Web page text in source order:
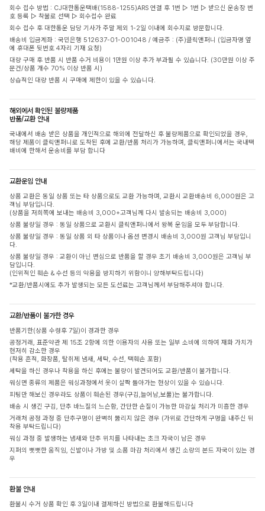
회수 접수 방법 : CJ대한통운택배(1588-1255)ARS 연결 후 1번 ▷ 1번 ▷ 받으신 운송장 번
호 등록 ▷ 착불로 선택 ▷ 회수접수 완료
회수 접수 후 대한통운 담당 기사가 주말 제외 1-2일 이내에 회수지로 방문합니다.
배송비 입금계좌 : 국민은행 512637-01-001048 / 예금주 : (주)클릭앤퍼니 (입금자명 옆
에 휴대폰 뒷번호 4자리 기재 요청)
대량 구매 후 반품 시 반품 수거 비용이 1만원 이상 추가 부과될 수 있습니다. (30만원 이상 주
문건/상품 개수 70% 이상 반품 시)
상습적인 대량 반품 시 구매에 제한이 있을 수 있습니다.
해외에서 확인된 불량제품
반품/교환 안내
국내에서 배송 받은 상품을 개인적으로 해외에 전달하신 후 불량제품으로 확인되었을 경우,
해당 제품이 클릭앤퍼니로 도착된 후에 교환/반품 처리가 가능하며, 클릭앤퍼니에서는 국내택
배비에 한해서 운송비를 부담 합니다
교환운임 안내
상품 교환은 동일 상품 또는 타 상품으로도 교환 가능하며, 교환시 교환배송비 6,000원은 고
객님 부담입니다.
(상품을 저희쪽에 보내는 배송비 3,000+고객님께 다시 발송되는 배송비 3,000)
상품 불량일 경우 : 동일 상품으로 교환시 클릭앤퍼니에서 왕복 운임을 모두 부담합니다.
상품 불량일 경우 : 동일 상품 외 타 상품이나 옵션 변경시 배송비 3,000원 고객님 부담입니
다.
상품 불량일 경우 : 교환이 아닌 변심으로 반품을 할 경우 초기 배송비 3,000원은 고객님 부
담입니다.
(인위적인 훼손 & 수선 등의 악용을 방지하기 위함이니 양해부탁드립니다)
*교환/반품시에도 추가 발생되는 모든 도선료는 고객님께서 부담해주셔야 합니다.
교환/반품이 불가한 경우
반품기한(상품 수령후 7일)이 경과한 경우
공정거래, 표준약관 제 15조 2항에 의한 이용자의 사용 또는 일부 소비에 의하여 재화 가치가
현저히 감소한 경우
(착용 흔적, 화장품, 탈취제 냄새, 세탁, 수선, 택훼손 포함)
세탁을 하신 경우나 착용을 하신 후에는 불량이 발견되어도 교환/반품이 불가합니다.
워싱면 종류의 제품은 워싱과정에서 옷이 살짝 돌아가는 현상이 있을 수 있습니다.
피팅만 해보신 경우라도 상품이 훼손된 경우(구김,늘어남,보풀)는 불가합니다.
배송 시 생긴 구김, 단추 바느질의 느슨함, 간단한 손질이 가능한 마감실 처리가 미흡한 경우
거래처 공정 과정 중 단추구멍이 완벽히 뚫리지 않은 경우 (가위로 간단하게 구멍을 내주신 뒤
착용 부탁드립니다)
워싱 과정 중 발생하는 냄새와 단추 위치를 나타내는 초크 자국이 남은 경우
지퍼의 뻣뻣한 움직임, 신발이나 가방 및 소품 마감 처리에서 생긴 소량의 본드 자국이 있는 경
우
환불 안내
환불시 수거 상품 확인 후 3일이내 결제하신 방법으로 환불해드립니다